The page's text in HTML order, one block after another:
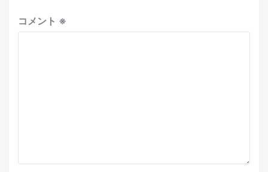
コメント ※